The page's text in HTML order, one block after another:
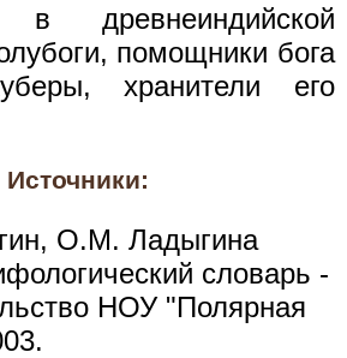
помощники бога
хранители его
Источники:
О.М. Ладыгина
словарь -
НОУ "Полярная